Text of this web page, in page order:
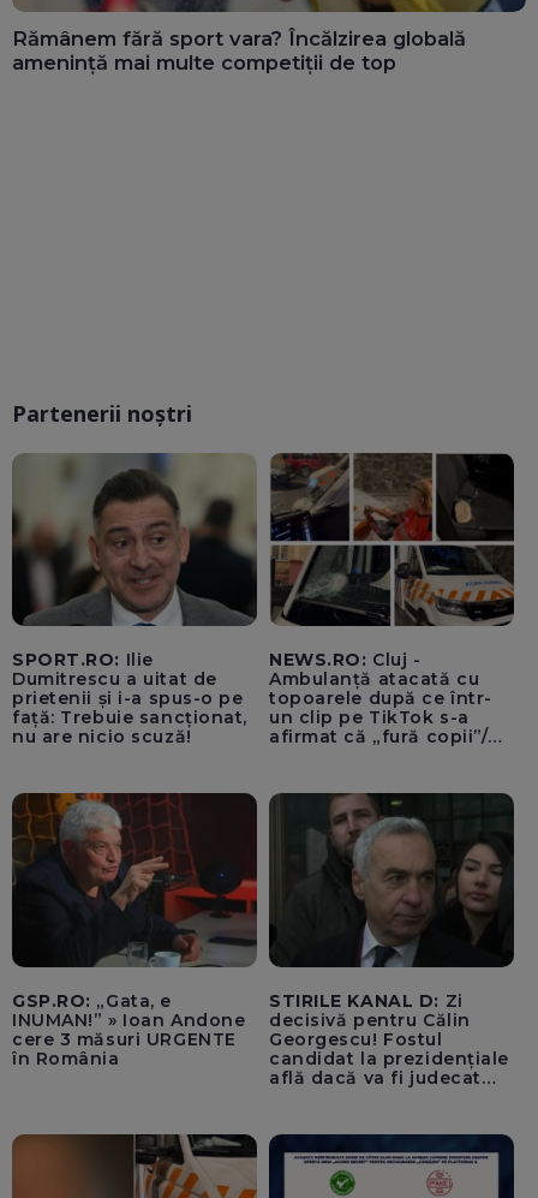
Rămânem fără sport vara? Încălzirea globală
amenință mai multe competiții de top
Partenerii noștri
SPORT.RO: Ilie
Dumitrescu a uitat de
prietenii și i-a spus-o pe
față: Trebuie sancționat,
nu are nicio scuză!
NEWS.RO: Cluj -
Ambulanță atacată cu
topoarele după ce într-
un clip pe TikTok s-a
afirmat că „fură copii”/
cioburile parbrizului
spart - FOTO, VIDEO
GSP.RO: „Gata, e
INUMAN!” » Ioan Andone
cere 3 măsuri URGENTE
în România
STIRILE KANAL D: Zi
decisivă pentru Călin
Georgescu! Fostul
candidat la prezidențiale
află dacă va fi judecat